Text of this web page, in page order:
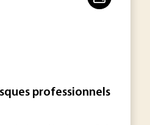
professionnels